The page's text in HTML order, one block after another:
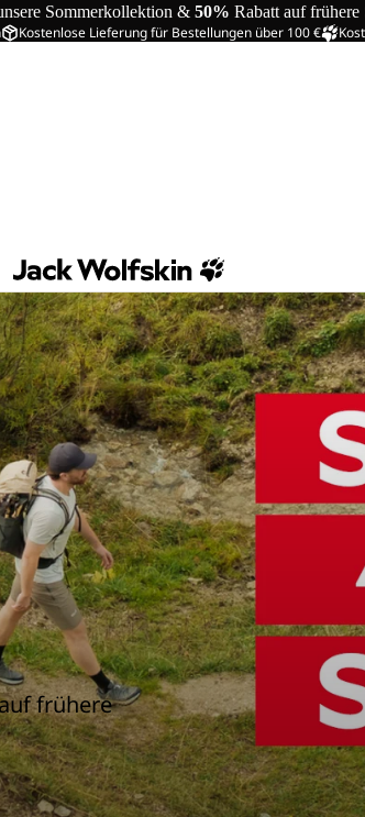
Sommerkollektion & 50% Rabatt auf frühere
Kostenlose Lieferung für Bestellungen über 100 €
frühere